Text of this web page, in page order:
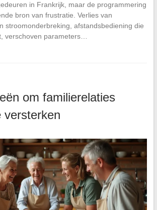
in Frankrijk, maar de programmering
bron van frustratie. Verlies van
stroomonderbreking, afstandsbediening die
verschoven parameters…
om familierelaties
versterken